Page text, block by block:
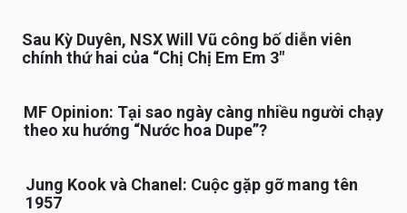
Sau Kỳ Duyên, NSX Will Vũ công bố diễn viên
chính thứ hai của “Chị Chị Em Em 3″
MF Opinion: Tại sao ngày càng nhiều người chạy
theo xu hướng “Nước hoa Dupe”?
Jung Kook và Chanel: Cuộc gặp gỡ mang tên
1957